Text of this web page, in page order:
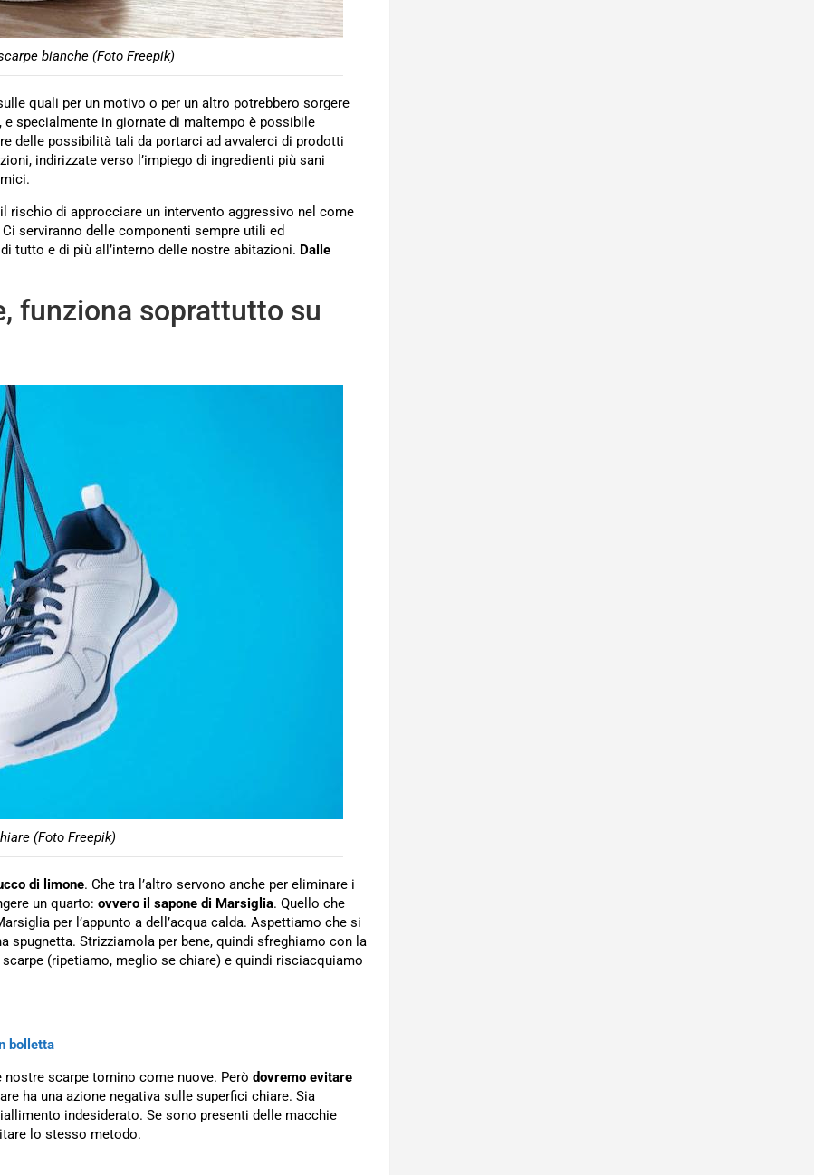
bianche (Foto Freepik)
quali per un motivo o per un altro potrebbero sorgere
specialmente in giornate di maltempo è possibile
delle possibilità tali da portarci ad avvalerci di prodotti
indirizzate verso l’impiego di ingredienti più sani
rischio di approcciare un intervento aggressivo nel come
serviranno delle componenti sempre utili ed
tutto e di più all’interno delle nostre abitazioni. Dalle
funziona soprattutto su
(Foto Freepik)
di limone. Che tra l’altro servono anche per eliminare i
un quarto: ovvero il sapone di Marsiglia. Quello che
per l’appunto a dell’acqua calda. Aspettiamo che si
Strizziamola per bene, quindi sfreghiamo con la
(ripetiamo, meglio se chiare) e quindi risciacquiamo
bolletta
scarpe tornino come nuove. Però dovremo evitare
ha una azione negativa sulle superfici chiare. Sia
indesiderato. Se sono presenti delle macchie
lo stesso metodo.